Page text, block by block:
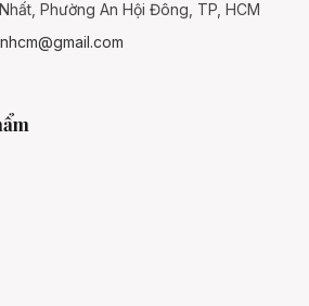
Phường An Hội Đông, TP, HCM